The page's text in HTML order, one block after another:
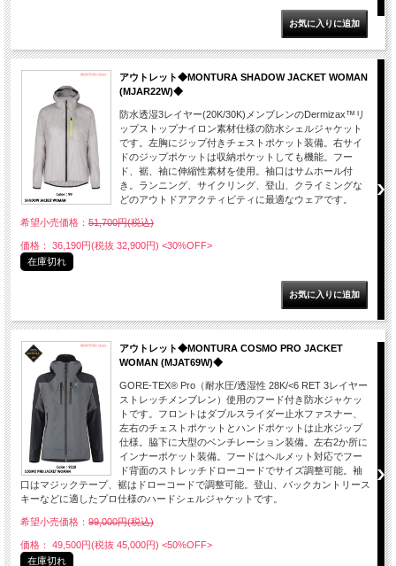
アウトレット◆MONTURA SHADOW JACKET WOMAN
(MJAR22W)◆
防水透湿3レイヤー(20K/30K)メンブレンのDermizax™リ
ップストップナイロン素材仕様の防水シェルジャケット
です。左胸にジップ付きチェストポケット装備。右サイ
ドのジップポケットは収納ポケットしても機能。フー
ド、裾、袖に伸縮性素材を使用。袖口はサムホール付
き。ランニング、サイクリング、登山、クライミングな
どのアウトドアアクティビティに最適なウェアです。
希望小売価格： 51,700円(税込)
価格： 36,190円(税抜 32,900円) <30%OFF>
在庫切れ
アウトレット◆MONTURA COSMO PRO JACKET
WOMAN (MJAT69W)◆
GORE-TEX® Pro（耐水圧/透湿性 28K/<6 RET 3レイヤー
ストレッチメンブレン）使用のフード付き防水ジャケッ
トです。フロントはダブルスライダー止水ファスナー、
左右のチェストポケットとハンドポケットは止水ジップ
仕様。脇下に大型のベンチレーション装備。左右2か所に
インナーポケット装備。フードはヘルメット対応でフー
ド背面のストレッチドローコードでサイズ調整可能。袖
口はマジックテープ、裾はドローコードで調整可能。登山、バックカントリース
キーなどに適したプロ仕様のハードシェルジャケットです。
希望小売価格： 99,000円(税込)
価格： 49,500円(税抜 45,000円) <50%OFF>
在庫切れ